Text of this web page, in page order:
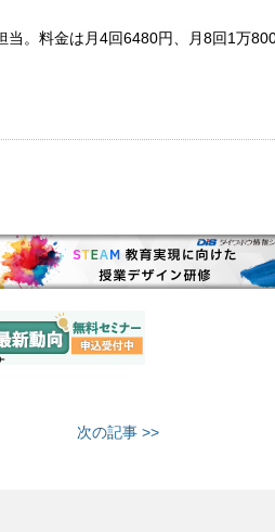
。料⾦は⽉4回6480円、⽉8回1万
次の記事 >>